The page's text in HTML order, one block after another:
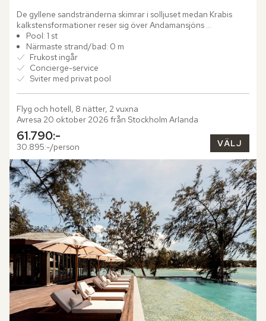
De gyllene sandstränderna skimrar i solljuset medan Krabis
kalkstensformationer reser sig över Andamansjöns
smaragdgröna nyanser. Banyan Tree Krabi är mer än ett
lyxhotell – det är...
Pool: 1 st
Närmaste strand/bad: 0 m
Frukost ingår
Concierge-service
Sviter med privat pool
Flyg och hotell, 8 nätter, 2 vuxna
Avresa 20 oktober 2026 från Stockholm Arlanda
61.790:-
30.895:-/person VÄLJ